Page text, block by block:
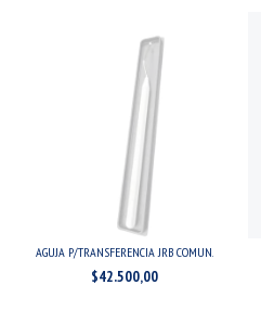
AGUJA P/TRANSFERENCIA JRB COMUN.
$42.500,00